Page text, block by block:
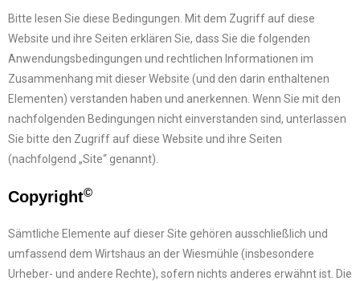
Bitte lesen Sie diese Bedingungen. Mit dem Zugriff auf diese
Website und ihre Seiten erklären Sie, dass Sie die folgenden
Anwendungsbedingungen und rechtlichen Informationen im
Zusammenhang mit dieser Website (und den darin enthaltenen
Elementen) verstanden haben und anerkennen. Wenn Sie mit den
nachfolgenden Bedingungen nicht einverstanden sind, unterlassen
Sie bitte den Zugriff auf diese Website und ihre Seiten
(nachfolgend „Site“ genannt).
Copyright©
Sämtliche Elemente auf dieser Site gehören ausschließlich und
umfassend dem Wirtshaus an der Wiesmühle (insbesondere
Urheber- und andere Rechte), sofern nichts anderes erwähnt ist. Die